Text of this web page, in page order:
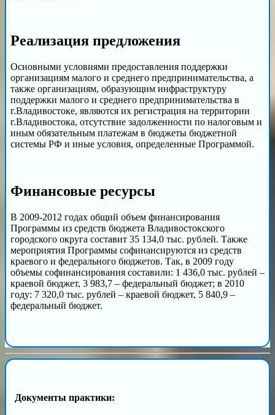
Реализация предложения
Основными условиями предоставления поддержки
организациям малого и среднего предпринимательства, а
также организациям, образующим инфраструктуру
поддержки малого и среднего предпринимательства в
г.Владивостоке, являются их регистрация на территории
г.Владивостока, отсутствие задолженности по налоговым и
иным обязательным платежам в бюджеты бюджетной
системы РФ и иные условия, определенные Программой.
Финансовые ресурсы
В 2009-2012 годах общий объем финансирования
Программы из средств бюджета Владивостокского
городского округа составит 35 134,0 тыс. рублей. Также
мероприятия Программы софинансируются из средств
краевого и федерального бюджетов. Так, в 2009 году
объемы софинансирования составили: 1 436,0 тыс. рублей –
краевой бюджет, 3 983,7 – федеральный бюджет; в 2010
году: 7 320,0 тыс. рублей – краевой бюджет, 5 840,9 –
федеральный бюджет.
Документы практики: